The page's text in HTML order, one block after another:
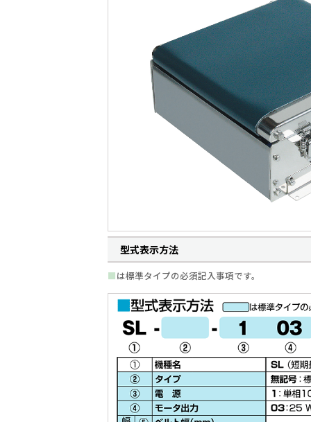
型式表示方法
■は標準タイプの必須記入事項です。